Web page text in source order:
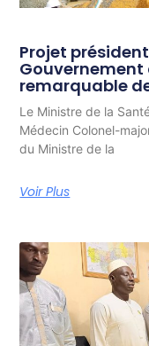
Projet
remarquable
Le Ministre de la
Médecin Colonel-
du Ministre de la
Voir Plus